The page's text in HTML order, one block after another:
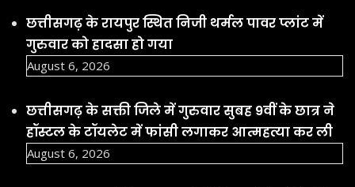
छत्तीसगढ़ के रायपुर स्थित निजी थर्मल पावर प्लांट में
गुरुवार को हादसा हो गया
August 6, 2026
छत्तीसगढ़ के सक्ती जिले में गुरुवार सुबह 9वीं के छात्र ने
हॉस्टल के टॉयलेट में फांसी लगाकर आत्महत्या कर ली
August 6, 2026